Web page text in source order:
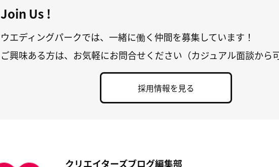
Join Us !
ウエディングパークでは、一緒に働く仲間を募集しています！
ご興味ある方は、お気軽にお問合せください（カジュアル面談から
採用情報を見る
クリエイターズブログ編集部